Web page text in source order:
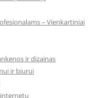
– Vienkartiniai
ir dizainas
ir biurui